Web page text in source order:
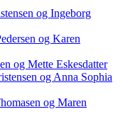
og Ingeborg
og Karen
og Mette Eskesdatter
og Anna Sophia
og Maren